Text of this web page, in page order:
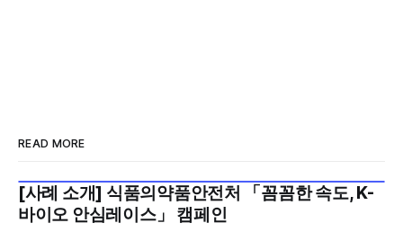
READ MORE
2026년 7월 5주
[사례 소개] 식품의약품안전처 「꼼꼼한 속도, K-
바이오 안심레이스」 캠페인